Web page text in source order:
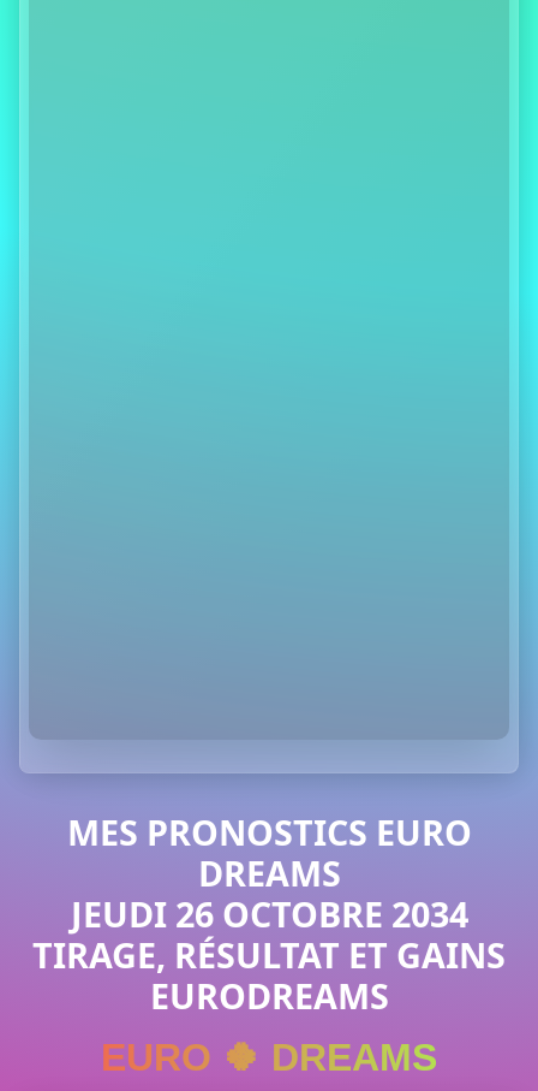
MES PRONOSTICS EURO
DREAMS
JEUDI 26 OCTOBRE 2034
TIRAGE, RÉSULTAT ET GAINS
EURODREAMS
EURO 🍀 DREAMS